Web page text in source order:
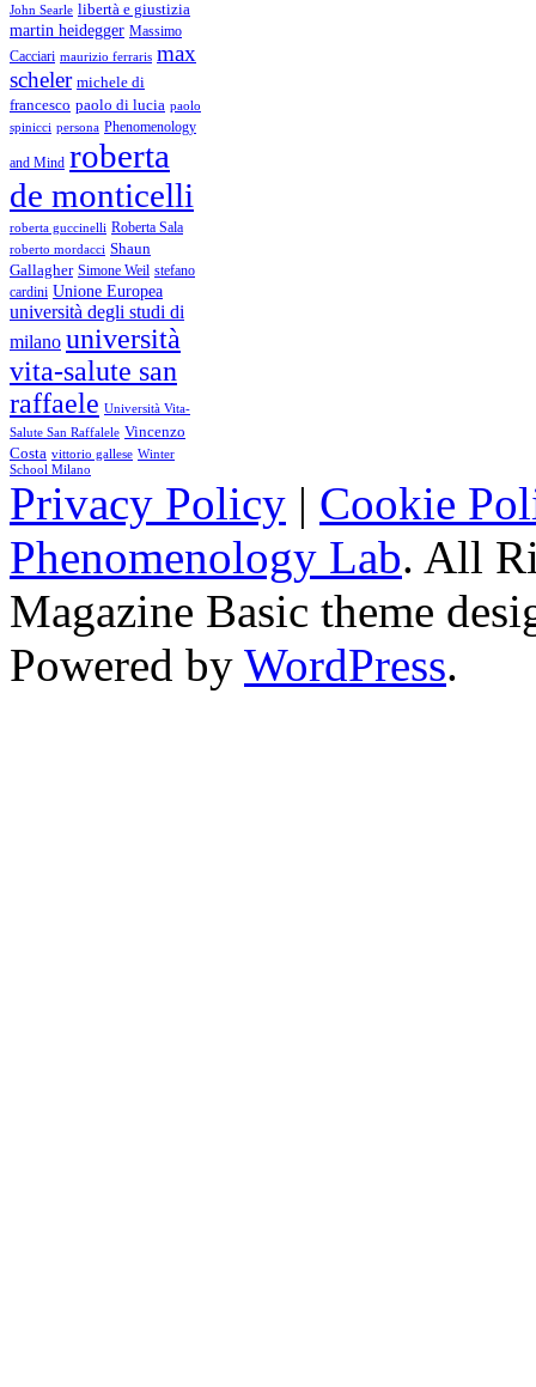
John Searle libertà e giustizia
martin heidegger Massimo
Cacciari maurizio ferraris max
scheler michele di
francesco paolo di lucia paolo
spinicci persona Phenomenology
and Mind roberta
de monticelli
roberta guccinelli Roberta Sala
roberto mordacci Shaun
Gallagher Simone Weil stefano
cardini Unione Europea
università degli studi di
milano università
vita-salute san
raffaele Università Vita-
Salute San Raffalele Vincenzo
Costa vittorio gallese Winter
School Milano
Privacy Policy | Cookie
Phenomenology Lab. All
Magazine Basic theme
Powered by WordPress.